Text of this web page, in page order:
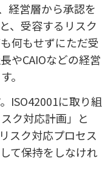
経営層から承認を
、受容するリスク
何もせずにただ受
やCAIOなどの経営
。
ISO42001に取り組
ク対応計画」と
スク対応プロセス
て保持をしなけれ